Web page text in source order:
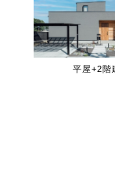
平屋+2階